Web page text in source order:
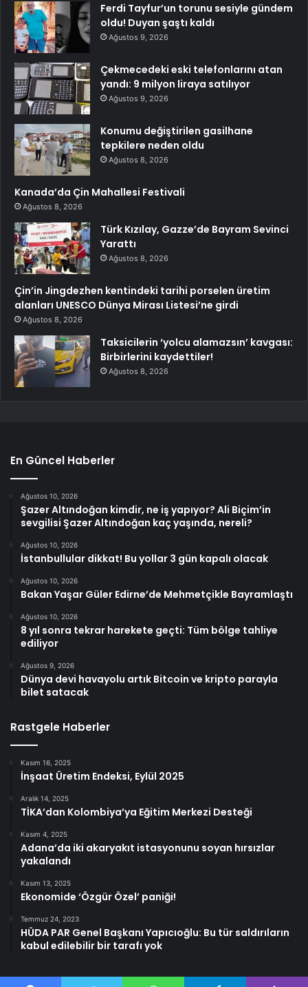
Ferdi Tayfur’un torunu sesiyle gündem
oldu! Duyan şaştı kaldı
Ağustos 9, 2026
Çekmecedeki eski telefonlarını atan
yandı: 9 milyon liraya satılıyor
Ağustos 9, 2026
Konumu değiştirilen gasilhane
tepkilere neden oldu
Ağustos 8, 2026
Kanada’da Çin Mahallesi Festivali
Ağustos 8, 2026
Türk Kızılay, Gazze’de Bayram Sevinci
Yarattı
Ağustos 8, 2026
Çin’in Jingdezhen kentindeki tarihi porselen üretim
alanları UNESCO Dünya Mirası Listesi’ne girdi
Ağustos 8, 2026
Taksicilerin ‘yolcu alamazsın’ kavgası:
Birbirlerini kaydettiler!
Ağustos 8, 2026
En Güncel Haberler
Ağustos 10, 2026
Şazer Altındoğan kimdir, ne iş yapıyor? Ali Biçim’in
sevgilisi Şazer Altındoğan kaç yaşında, nereli?
Ağustos 10, 2026
İstanbullular dikkat! Bu yollar 3 gün kapalı olacak
Ağustos 10, 2026
Bakan Yaşar Güler Edirne’de Mehmetçikle Bayramlaştı
Ağustos 10, 2026
8 yıl sonra tekrar harekete geçti: Tüm bölge tahliye
ediliyor
Ağustos 9, 2026
Dünya devi havayolu artık Bitcoin ve kripto parayla
bilet satacak
Rastgele Haberler
Kasım 16, 2025
İnşaat Üretim Endeksi, Eylül 2025
Aralık 14, 2025
TİKA’dan Kolombiya’ya Eğitim Merkezi Desteği
Kasım 4, 2025
Adana’da iki akaryakıt istasyonunu soyan hırsızlar
yakalandı
Kasım 13, 2025
Ekonomide ‘Özgür Özel’ paniği!
Temmuz 24, 2023
HÜDA PAR Genel Başkanı Yapıcıoğlu: Bu tür saldırıların
kabul edilebilir bir tarafı yok